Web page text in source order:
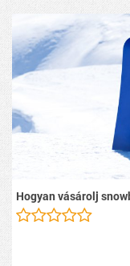
Hogyan vásárolj